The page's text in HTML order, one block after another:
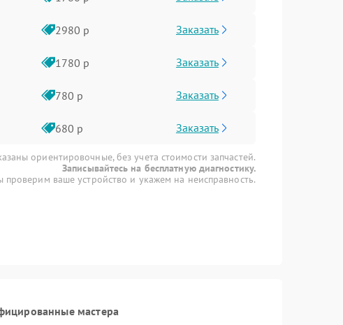
2980 р Заказать
1780 р Заказать
780 р Заказать
680 р Заказать
ориентировочные, без учета стоимости запчастей.
Записывайтесь на бесплатную диагностику.
проверим ваше устройство и укажем на неисправность.
мастера